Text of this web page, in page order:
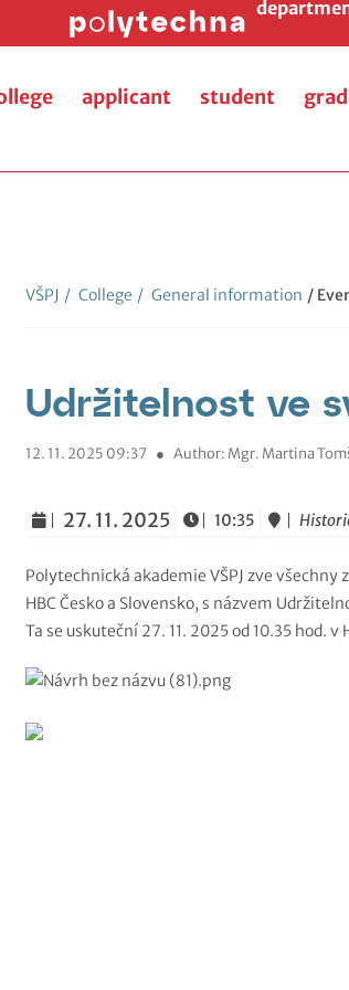
applicant student
VŠPJ / College / General information /
Udržitelnost ve
12. 11. 2025 09:37 ● Author: Mgr. Martina
27. 11. 2025 10:35
Polytechnická akademie VŠPJ zve všechny
HBC Česko a Slovensko, s názvem
Ta se uskuteční 27. 11. 2025 od 10.35 hod.